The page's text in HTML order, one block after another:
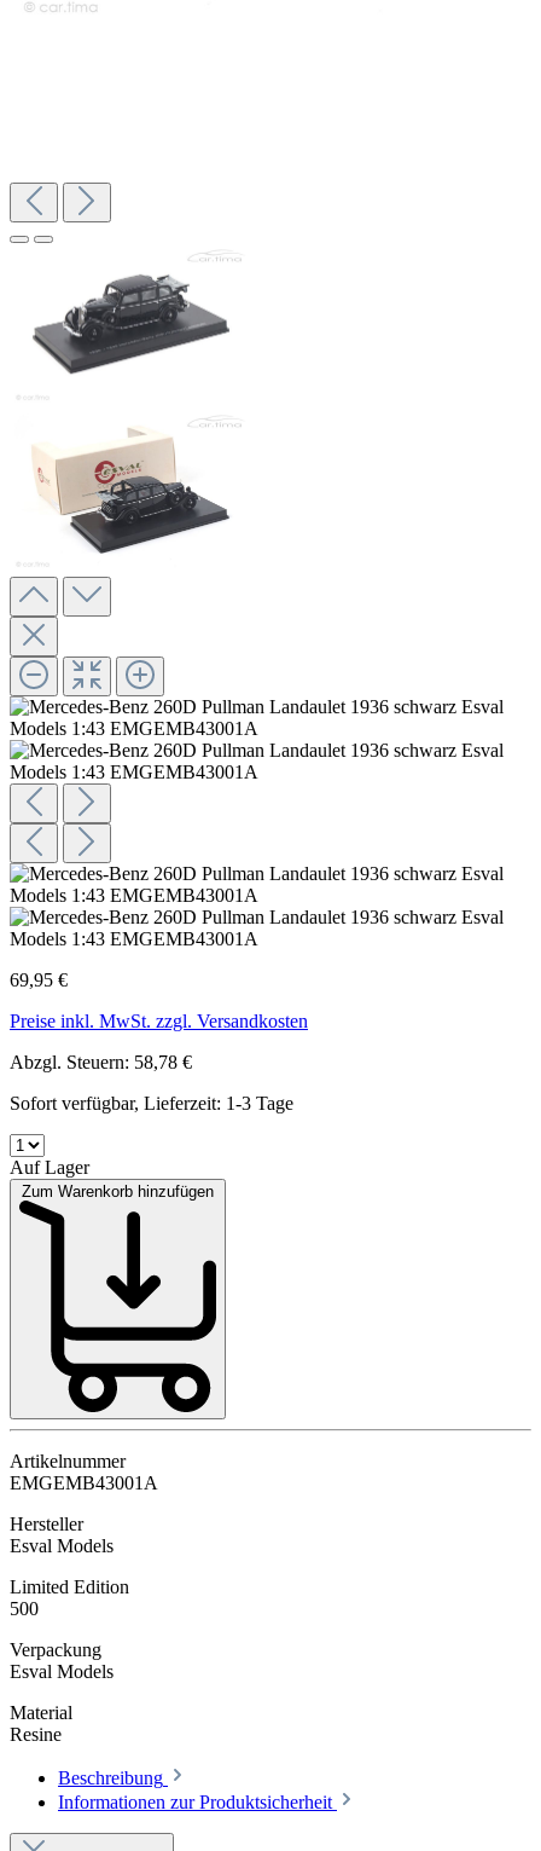
69,95 €
Preise inkl. MwSt. zzgl. Versandkosten
Abzgl. Steuern: 58,78 €
Sofort verfügbar, Lieferzeit: 1-3 Tage
Auf Lager
Zum Warenkorb hinzufügen
Artikelnummer
EMGEMB43001A
Hersteller
Esval Models
Limited Edition
500
Verpackung
Esval Models
Material
Resine
Beschreibung
Informationen zur Produktsicherheit